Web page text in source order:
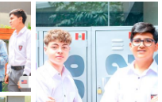
05_0.jpg